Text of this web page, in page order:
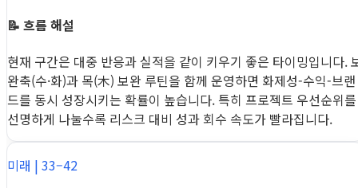
📝 흐름 해설
현재 구간은 대중 반응과 실적을 같이 키우기 좋은 타이밍입니다.
완축(수·화)과 목(木) 보완 루틴을 함께 운영하면 화제성-수익-브랜
드를 동시 성장시키는 확률이 높습니다. 특히 프로젝트 우선순위를
선명하게 나눌수록 리스크 대비 성과 회수 속도가 빨라집니다.
미래 | 33–42